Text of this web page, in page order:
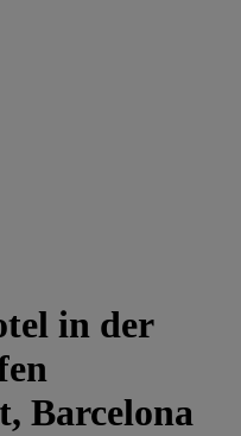
in der
Barcelona